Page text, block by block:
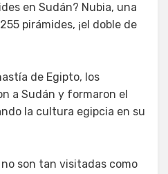
en Sudán? Nubia, una
pirámides, ¡el doble de
de Egipto, los
a Sudán y formaron el
la cultura egipcia en su
son tan visitadas como